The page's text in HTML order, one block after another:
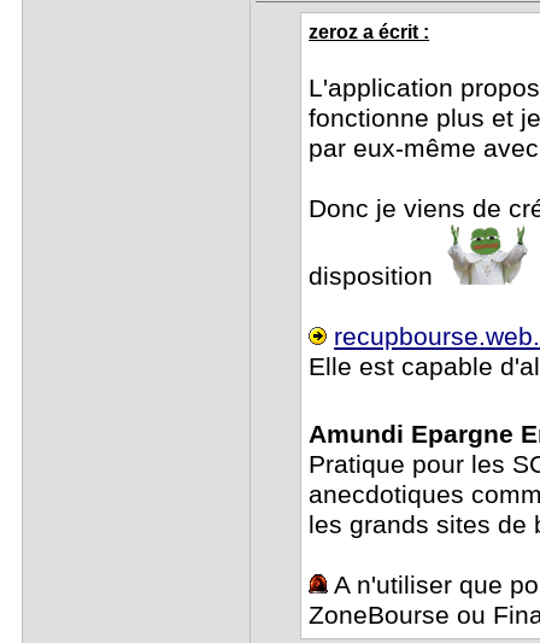
zeroz a écrit :
L'application
fonctionne plus et
par eux-même
Donc je viens de
disposition
Elle est capable
Amundi Epargne
Pratique pour les
anecdotiques
les grands sites de
A n'utiliser que
ZoneBourse ou